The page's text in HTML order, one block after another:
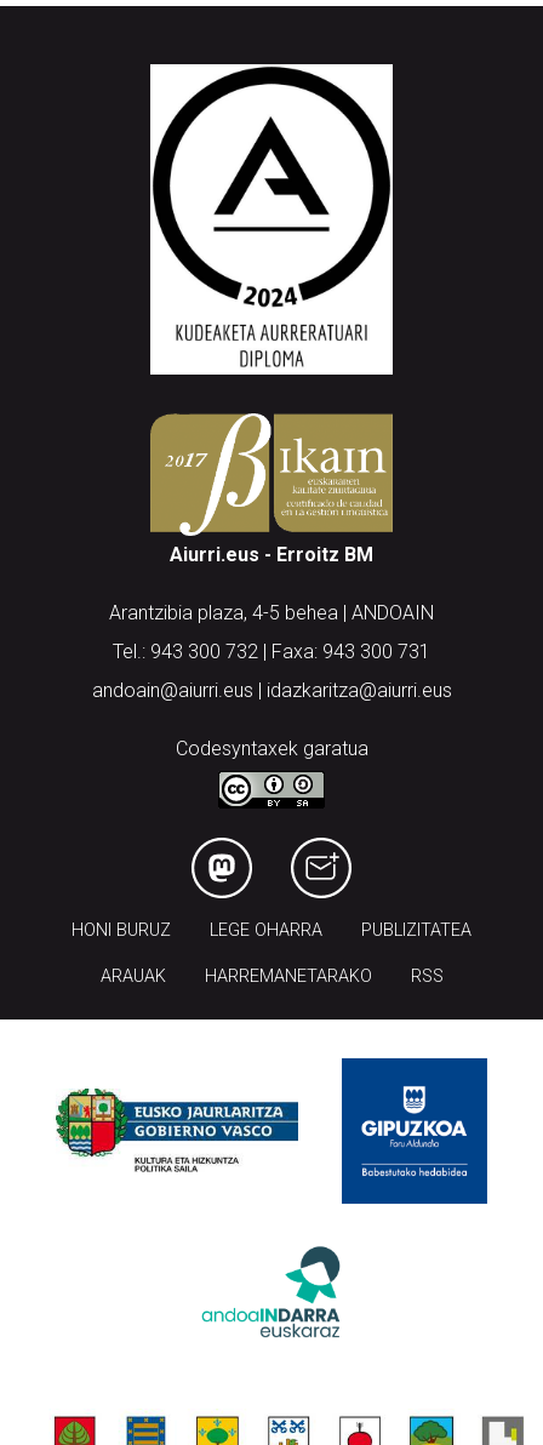
Aiurri.eus - Erroitz BM
Arantzibia plaza, 4-5 behea | ANDOAIN
Tel.: 943 300 732 | Faxa: 943 300 731
andoain@aiurri.eus | idazkaritza@aiurri.eus
Codesyntaxek garatua
HONI BURUZ LEGE OHARRA PUBLIZITATEA
ARAUAK HARREMANETARAKO RSS